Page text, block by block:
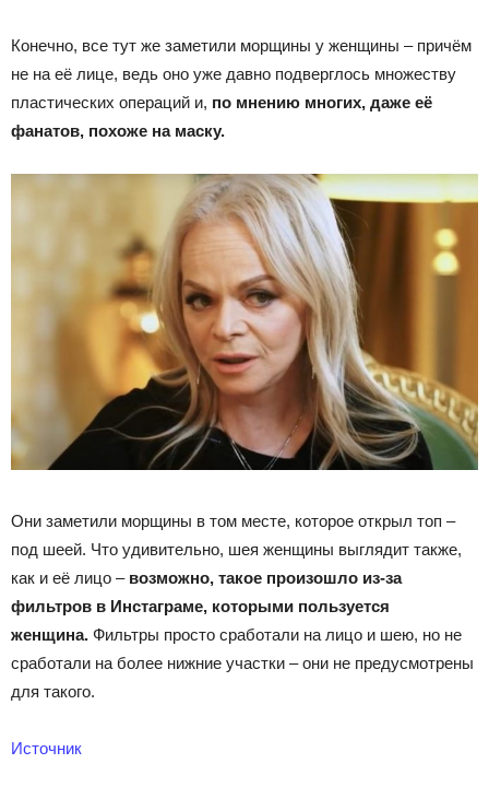
Конечно, все тут же заметили морщины у женщины – причём
не на её лице, ведь оно уже давно подверглось множеству
пластических операций и, по мнению многих, даже её
фанатов, похоже на маску.
Они заметили морщины в том месте, которое открыл топ –
под шеей. Что удивительно, шея женщины выглядит также,
как и её лицо – возможно, такое произошло из-за
фильтров в Инстаграме, которыми пользуется
женщина. Фильтры просто сработали на лицо и шею, но не
сработали на более нижние участки – они не предусмотрены
для такого.
Источник